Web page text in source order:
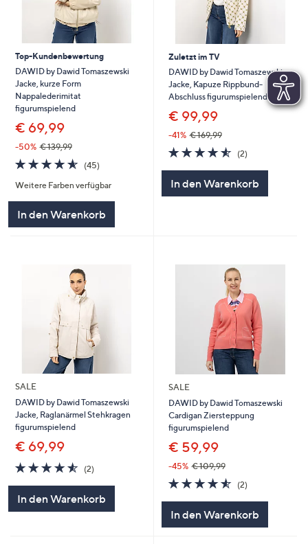
Top-Kundenbewertung
DAWID by Dawid Tomaszewski
Jacke, kurze Form
Nappalederimitat
figurumspielend
€ 69,99
-50% € 139,99
4.5
von
5
(45)45
Weitere Farben verfügbar
In den Warenkorb
Zuletzt im TV
DAWID by Dawid Tomaszewski
Jacke, Kapuze Rippbund-
Abschluss figurumspielend
€ 99,99
-41% € 169,99
4.5
von
(2)2
In den Warenkorb
SALE
DAWID by Dawid Tomaszewski
Jacke, Raglanärmel Stehkragen
figurumspielend
€ 69,99
4.5
von
(2)2
In den Warenkorb
SALE
DAWID by Dawid Tomaszewski
Cardigan Ziersteppung
figurumspielend
€ 59,99
-45% € 109,99
4.5
von
(2)2
In den Warenkorb